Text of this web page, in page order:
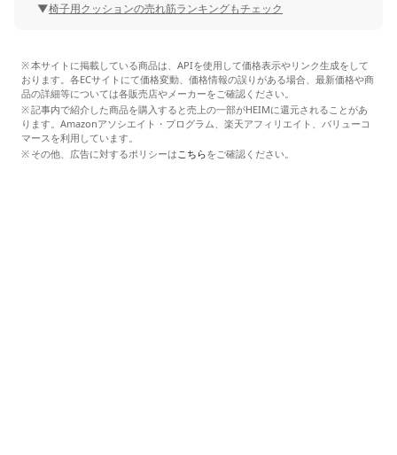
椅子用クッションの売れ筋ランキングもチェック
本サイトに掲載している商品は、APIを使用して価格表示やリンク生成をして
おります。各ECサイトにて価格変動、価格情報の誤りがある場合、最新価格や商
品の詳細等については各販売店やメーカーをご確認ください。
記事内で紹介した商品を購入すると売上の一部がHEIMに還元されることがあ
ります。Amazonアソシエイト・プログラム、楽天アフィリエイト、バリューコ
マースを利用しています。
その他、広告に対するポリシーはこちらをご確認ください。